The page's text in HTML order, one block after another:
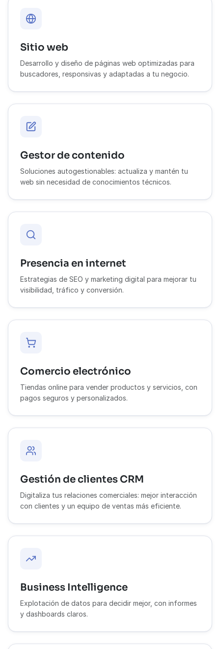
Sitio web
Desarrollo y diseño de páginas web optimizadas para
buscadores, responsivas y adaptadas a tu negocio.
Gestor de contenido
Soluciones autogestionables: actualiza y mantén tu
web sin necesidad de conocimientos técnicos.
Presencia en internet
Estrategias de SEO y marketing digital para mejorar tu
visibilidad, tráfico y conversión.
Comercio electrónico
Tiendas online para vender productos y servicios, con
pagos seguros y personalizados.
Gestión de clientes CRM
Digitaliza tus relaciones comerciales: mejor interacción
con clientes y un equipo de ventas más eficiente.
Business Intelligence
Explotación de datos para decidir mejor, con informes
y dashboards claros.